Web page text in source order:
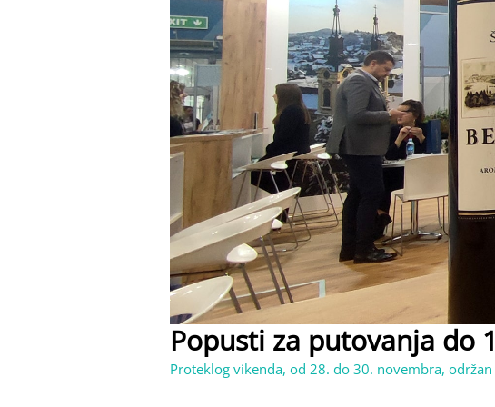
Popusti za putovanja do
Proteklog vikenda, od 28. do 30. novembra,